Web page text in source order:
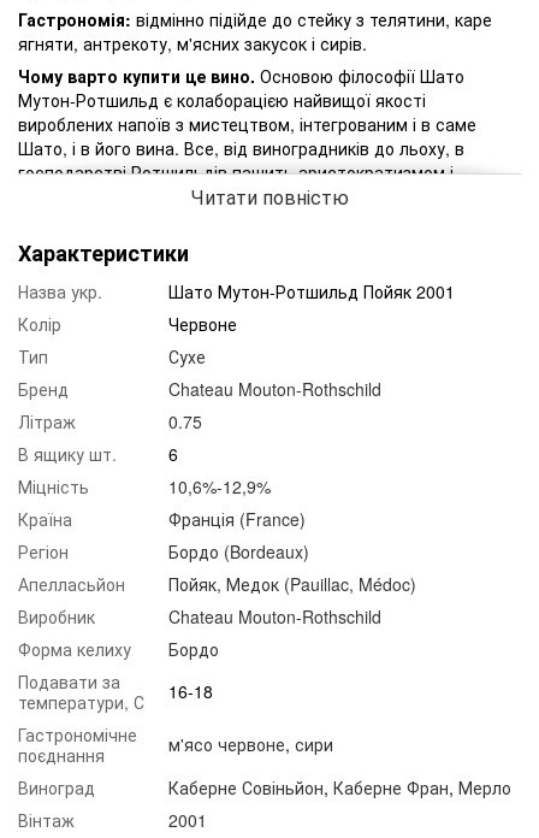
Гастрономія: відмінно підійде до стейку з телятини, каре
ягняти, антрекоту, м'ясних закусок і сирів.
Чому варто купити це вино. Основою філософії Шато
Мутон-Ротшильд є колаборацією найвищої якості
вироблених напоїв з мистецтвом, інтегрованим і в саме
Шато, і в його вина. Все, від виноградників до льоху, в
господарстві Ротшильдів пашить аристократизмом і
еклектикою, не забуваючи при цьому про виробництво
Mouton-Rothschild 2001. Цей шедевр створений з бордоських
сортів за старовинною технологією із бродінням і
малолактикою в ​​дерев'яних чанах і витримкою у
французьких барріках. Етикетку для вінтажу 2001 року
намалював американський архітектор, скульптор і художник
Роберт Вілсон.
Читати повністю
Характеристики
Назва укр.
Шато Мутон-Ротшильд Пойяк 2001
Колір
Червоне
Тип
Сухе
Бренд
Chateau Mouton-Rothschild
Літраж
0.75
В ящику шт.
6
Міцність
10,6%-12,9%
Країна
Франція (France)
Регіон
Бордо (Bordeaux)
Апелласьйон
Пойяк, Медок (Pauillac, Médoc)
Виробник
Chateau Mouton-Rothschild
Форма келиху
Бордо
Подавати за
температури, С
16-18
Гастрономічне
поєднання
м'ясо червоне, сири
Виноград
Каберне Совіньйон, Каберне Фран, Мерло
Вінтаж
2001